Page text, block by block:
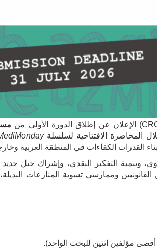
المحاضرة الافتتاحية لسلسلة
القدرات الكفاءات في المنطقة العربية
وتنمية التفكير النقدي، وإشراك جيل
وممارسي تسوية المنازعات
مؤلفين اثنين للبحث الواحد).